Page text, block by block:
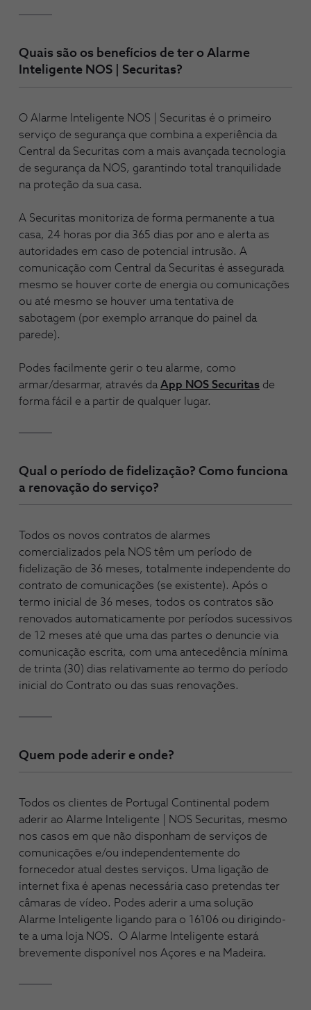
Quais são os benefícios de ter o Alarme
Inteligente NOS | Securitas?
O Alarme Inteligente NOS | Securitas é o primeiro
serviço de segurança que combina a experiência da
Central da Securitas com a mais avançada tecnologia
de segurança da NOS, garantindo total tranquilidade
na proteção da sua casa.
A Securitas monitoriza de forma permanente a tua
casa, 24 horas por dia 365 dias por ano e alerta as
autoridades em caso de potencial intrusão. A
comunicação com Central da Securitas é assegurada
mesmo se houver corte de energia ou comunicações
ou até mesmo se houver uma tentativa de
sabotagem (por exemplo arranque do painel da
parede).
Podes facilmente gerir o teu alarme, como
armar/desarmar, através da App NOS Securitas de
forma fácil e a partir de qualquer lugar.
Qual o período de fidelização? Como funciona
a renovação do serviço?
Todos os novos contratos de alarmes
comercializados pela NOS têm um período de
fidelização de 36 meses, totalmente independente do
contrato de comunicações (se existente). Após o
termo inicial de 36 meses, todos os contratos são
renovados automaticamente por períodos sucessivos
de 12 meses até que uma das partes o denuncie via
comunicação escrita, com uma antecedência mínima
de trinta (30) dias relativamente ao termo do período
inicial do Contrato ou das suas renovações.
Quem pode aderir e onde?
Todos os clientes de Portugal Continental podem
aderir ao Alarme Inteligente | NOS Securitas, mesmo
nos casos em que não disponham de serviços de
comunicações e/ou independentemente do
fornecedor atual destes serviços. Uma ligação de
internet fixa é apenas necessária caso pretendas ter
câmaras de vídeo. Podes aderir a uma solução
Alarme Inteligente ligando para o 16106 ou dirigindo-
te a uma loja NOS. O Alarme Inteligente estará
brevemente disponível nos Açores e na Madeira.